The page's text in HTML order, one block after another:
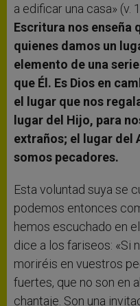
a edificar una casa» (v.
Escritura nos enseña
quienes damos un
elemento de una
que Él. Es Dios en
el lugar que nos
lugar del Hijo, para
extraños; el lugar del
somos pecadores.
Esta voluntad suya se
podemos entonces
hemos escuchado en
dice a los fariseos: «Si
moriréis en vuestros
fuertes, que no son en
chantaje. Son una